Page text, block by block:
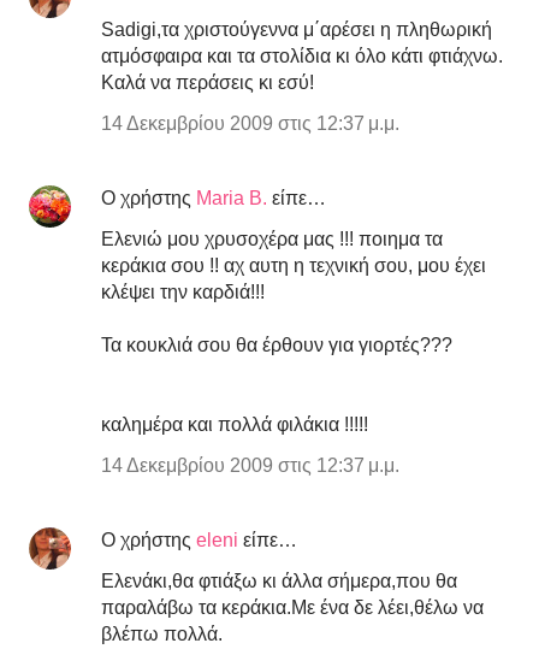
Sadigi,τα χριστούγεννα μ΄αρέσει η πληθωρική
ατμόσφαιρα και τα στολίδια κι όλο κάτι φτιάχνω.
Καλά να περάσεις κι εσύ!
14 Δεκεμβρίου 2009 στις 12:37 μ.μ.
Ο χρήστης Maria B. είπε…
Ελενιώ μου χρυσοχέρα μας !!! ποιημα τα
κεράκια σου !! αχ αυτη η τεχνική σου, μου έχει
κλέψει την καρδιά!!!
Τα κουκλιά σου θα έρθουν για γιορτές???
καλημέρα και πολλά φιλάκια !!!!!
14 Δεκεμβρίου 2009 στις 12:37 μ.μ.
Ο χρήστης eleni είπε…
Ελενάκι,θα φτιάξω κι άλλα σήμερα,που θα
παραλάβω τα κεράκια.Με ένα δε λέει,θέλω να
βλέπω πολλά.